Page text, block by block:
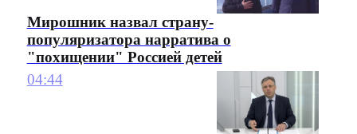
Мирошник назвал страну-
популяризатора нарратива о
"похищении" Россией детей
04:44